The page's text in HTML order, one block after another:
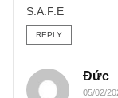
thêm “bấp
thu mua mới
ngành bia
ngành thành